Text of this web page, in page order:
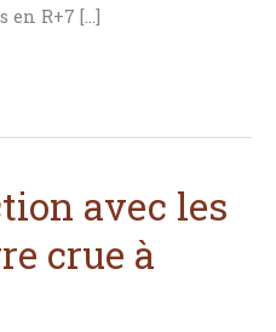
en R+7 […]
avec les
crue à